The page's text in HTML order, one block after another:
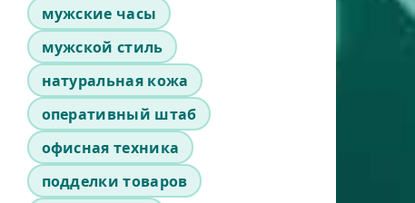
мужские часы
мужской стиль
натуральная кожа
оперативный штаб
офисная техника
подделки товаров